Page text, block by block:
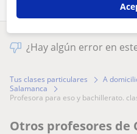
¿Hay algún error en
Tus clases particulares A
Salamanca
profesora para eso y bachillerato.
Otros profesores de